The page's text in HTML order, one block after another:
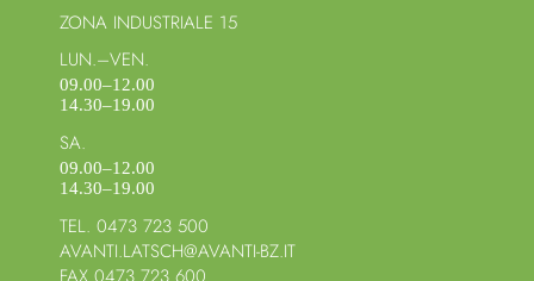
ZONA INDUSTRIALE 15
LUN.–VEN.
09.00–12.00
14.30–19.00
SA.
09.00–12.00
14.30–19.00
TEL. 0473 723 500
AVANTI.LATSCH@AVANTI-BZ.IT